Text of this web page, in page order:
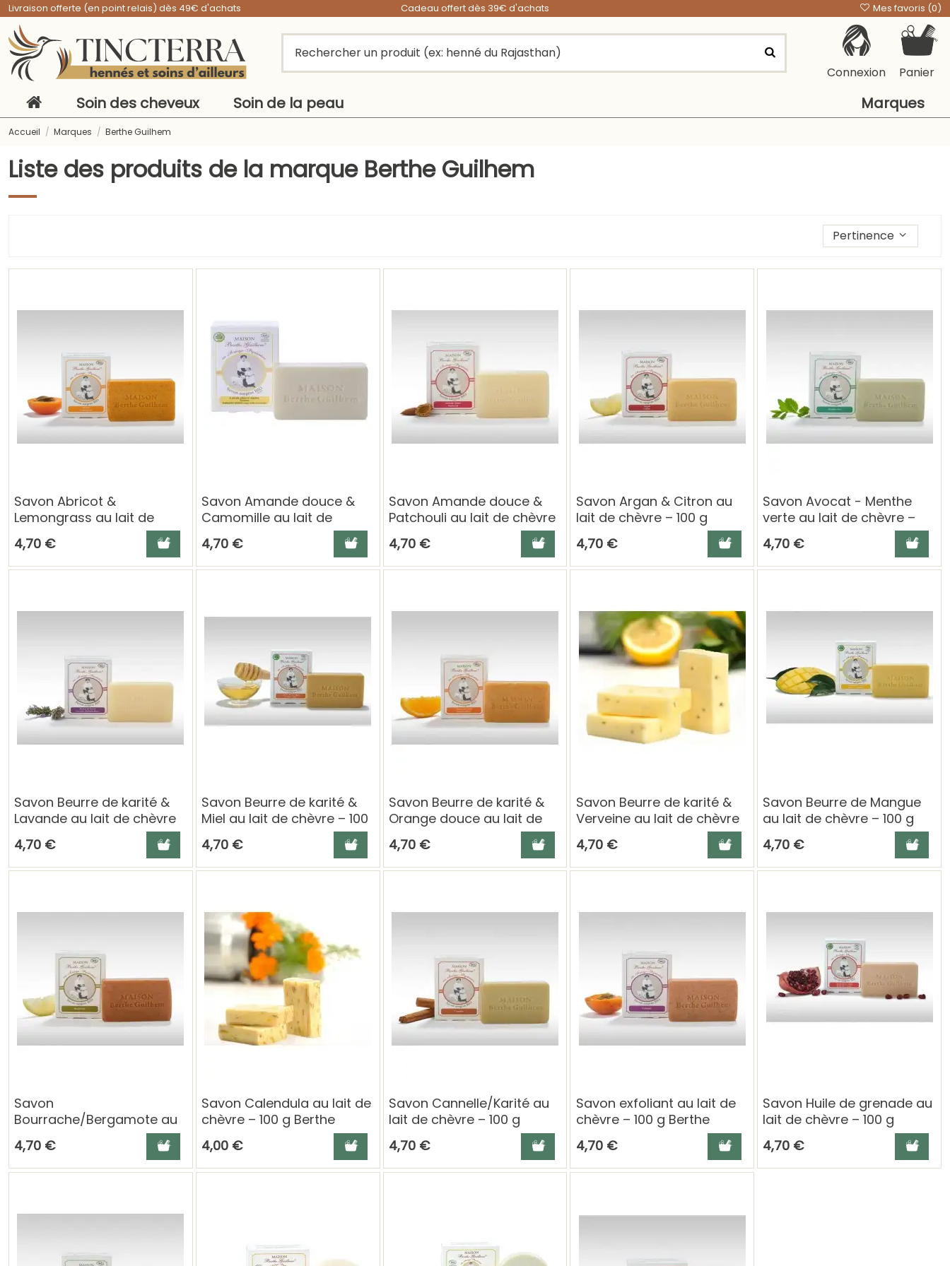
Livraison offerte (en point relais) dès 49€ d'achats Cadeau offert dès 39€ d'achats Mes favoris (0)
Connexion Panier
Soin des cheveux Soin de la peau Marques
Accueil Marques Berthe Guilhem
Liste des produits de la marque Berthe Guilhem
Trier les produits par
Pertinence
Savon Abricot &
Lemongrass au lait de
chèvre – 100 g Berthe
Guilhem
4,70 € Ajouter au panier
Savon Amande douce &
Camomille au lait de
chèvre – 100 g Berthe
Guilhem
4,70 € Ajouter au panier
Savon Amande douce &
Patchouli au lait de chèvre
– 100 g Berthe Guilhem
4,70 € Ajouter au panier
Savon Argan & Citron au
lait de chèvre – 100 g
4,70 € Ajouter au panier
Savon Avocat - Menthe
verte au lait de chèvre –
4,70 € Ajouter
Savon Beurre de karité &
Lavande au lait de chèvre
– 100 g Berthe Guilhem
4,70 € Ajouter au panier
Savon Beurre de karité &
Miel au lait de chèvre – 100
g Berthe Guilhem
4,70 € Ajouter au panier
Savon Beurre de karité &
Orange douce au lait de
chèvre – 100 g Berthe
Guilhem
4,70 € Ajouter au panier
Savon Beurre de karité &
Verveine au lait de chèvre
– 100 g Berthe Guilhem
4,70 € Ajouter au panier
Savon Beurre de Mangue
au lait de chèvre – 100 g
Berthe Guilhem
4,70 € Ajouter
Savon
Bourrache/Bergamote au
lait de chèvre – 100 g
Berthe Guilhem
4,70 € Ajouter au panier
Savon Calendula au lait de
chèvre – 100 g Berthe
Guilhem
4,00 € Ajouter au panier
Savon Cannelle/Karité au
lait de chèvre – 100 g
Berthe Guilhem
4,70 € Ajouter au panier
Savon exfoliant au lait de
chèvre – 100 g Berthe
Guilhem
4,70 € Ajouter au panier
Savon Huile de grenade au
lait de chèvre – 100 g
Berthe Guilhem
4,70 € Ajouter